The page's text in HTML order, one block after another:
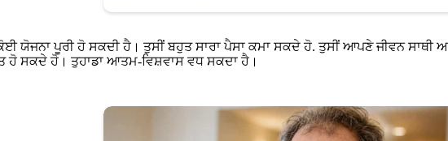
ਯੋਜਨਾ ਪੂਰੀ ਹੋ ਸਕਦੀ ਹੈ। ਤੁਸੀਂ ਬਹੁਤ ਸਾਰਾ ਪੈਸਾ ਕਮਾ ਸਕਦੇ ਹੋ. ਤੁਸੀਂ ਆਪਣੇ ਜੀਵਨ
ਹੋ ਸਕਦੇ ਹੋ। ਤੁਹਾਡਾ ਆਤਮ-ਵਿਸ਼ਵਾਸ ਵਧ ਸਕਦਾ ਹੈ।